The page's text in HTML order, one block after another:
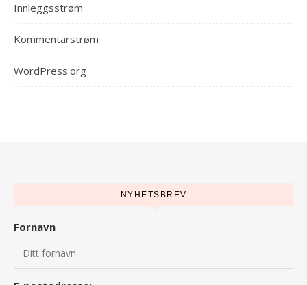
Innleggsstrøm
Kommentarstrøm
WordPress.org
NYHETSBREV
Fornavn